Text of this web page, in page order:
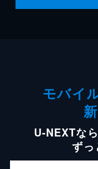
モバイ
U-NEXTな
ずっ